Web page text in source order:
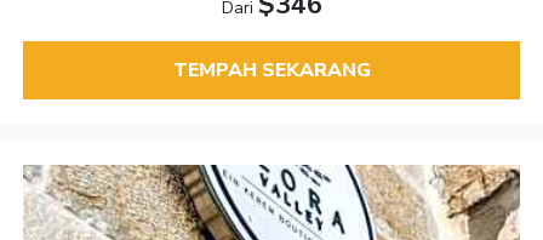
Dari
TEMPAH SEKARANG